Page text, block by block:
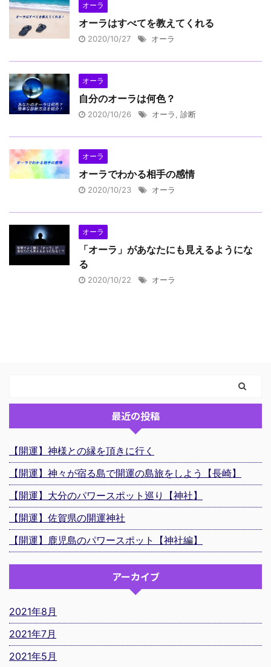
オーラ
オーラはすべてを教えてくれる
2020/10/27 オーラ
オーラ
自分のオーラは何色？
2020/10/26 オーラ 診断
オーラ
オーラでわかる相手の感情
2020/10/23 オーラ
オーラ
「オーラ」があなたにも見えるようにな
る
2020/10/22 オーラ
最近の投稿
【開運】神様との縁を頂きに行く
【開運】神々が宿る島で開運の島旅をしよう【長崎】
【開運】大分のパワースポット巡り【神社】
【開運】佐賀県の開運神社
【開運】鹿児島のパワースポット【神社編】
アーカイブ
2021年8月
2021年7月
2021年5月